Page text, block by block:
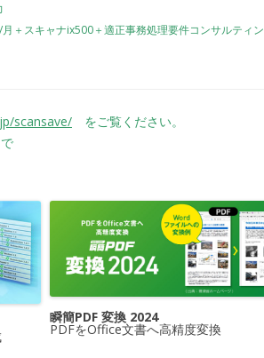
＋スキャナix500＋適正事務処理要件コンサルティン
scansave/ をご覧ください。
瞬簡PDF 変換 2024
PDFをOffice文書へ高精度変換